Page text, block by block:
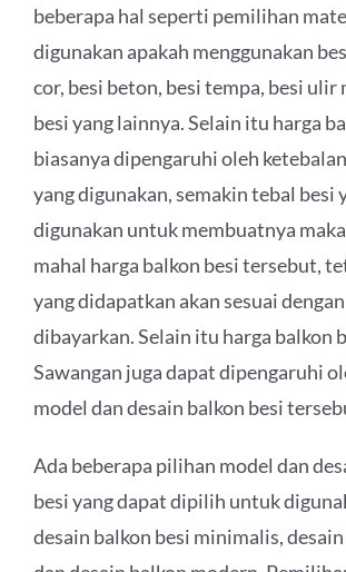
beberapa hal seperti pemilihan
digunakan apakah menggunakan
cor, besi beton, besi tempa, besi ulir
besi yang lainnya. Selain itu harga
biasanya dipengaruhi oleh
yang digunakan, semakin tebal besi
digunakan untuk membuatnya
mahal harga balkon besi tersebut,
yang didapatkan akan sesuai
dibayarkan. Selain itu harga balkon
Sawangan juga dapat dipengaruhi
model dan desain balkon besi
Ada beberapa pilihan model dan
besi yang dapat dipilih untuk
desain balkon besi minimalis,